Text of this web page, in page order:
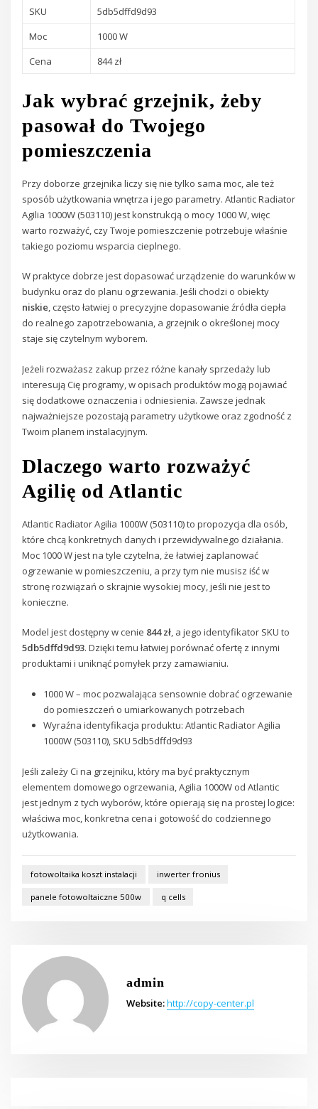
SKU
5db5dffd9d93
Moc
1000 W
Cena
844 zł
Jak wybrać grzejnik, żeby
pasował do Twojego
pomieszczenia
Przy doborze grzejnika liczy się nie tylko sama moc, ale też
sposób użytkowania wnętrza i jego parametry. Atlantic Radiator
Agilia 1000W (503110) jest konstrukcją o mocy 1000 W, więc
warto rozważyć, czy Twoje pomieszczenie potrzebuje właśnie
takiego poziomu wsparcia cieplnego.
W praktyce dobrze jest dopasować urządzenie do warunków w
budynku oraz do planu ogrzewania. Jeśli chodzi o obiekty
niskie, często łatwiej o precyzyjne dopasowanie źródła ciepła
do realnego zapotrzebowania, a grzejnik o określonej mocy
staje się czytelnym wyborem.
Jeżeli rozważasz zakup przez różne kanały sprzedaży lub
interesują Cię programy, w opisach produktów mogą pojawiać
się dodatkowe oznaczenia i odniesienia. Zawsze jednak
najważniejsze pozostają parametry użytkowe oraz zgodność z
Twoim planem instalacyjnym.
Dlaczego warto rozważyć
Agilię od Atlantic
Atlantic Radiator Agilia 1000W (503110) to propozycja dla osób,
które chcą konkretnych danych i przewidywalnego działania.
Moc 1000 W jest na tyle czytelna, że łatwiej zaplanować
ogrzewanie w pomieszczeniu, a przy tym nie musisz iść w
stronę rozwiązań o skrajnie wysokiej mocy, jeśli nie jest to
konieczne.
Model jest dostępny w cenie 844 zł, a jego identyfikator SKU to
5db5dffd9d93. Dzięki temu łatwiej porównać ofertę z innymi
produktami i uniknąć pomyłek przy zamawianiu.
1000 W – moc pozwalająca sensownie dobrać ogrzewanie
do pomieszczeń o umiarkowanych potrzebach
Wyraźna identyfikacja produktu: Atlantic Radiator Agilia
1000W (503110), SKU 5db5dffd9d93
Jeśli zależy Ci na grzejniku, który ma być praktycznym
elementem domowego ogrzewania, Agilia 1000W od Atlantic
jest jednym z tych wyborów, które opierają się na prostej logice:
właściwa moc, konkretna cena i gotowość do codziennego
użytkowania.
fotowoltaika koszt instalacji inwerter fronius
panele fotowoltaiczne 500w q cells
admin
Website:http://copy-center.pl